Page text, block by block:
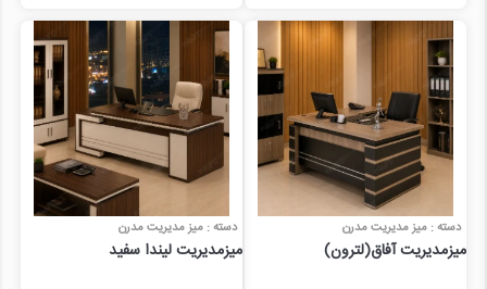
دسته : میز مدیریت مدرن
میزمدیریت آفاق(لترون)
دسته : میز مدیریت مدرن
میزمدیریت لیندا سفید